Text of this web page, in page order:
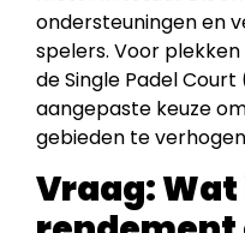
ondersteuningen en
spelers. Voor
de Single Padel
aangepaste keuze
gebieden te
Vraag:Wat